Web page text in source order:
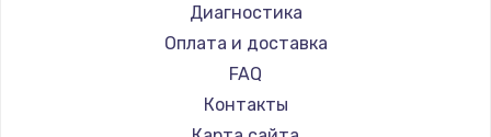
Диагностика
Оплата и доставка
FAQ
Контакты